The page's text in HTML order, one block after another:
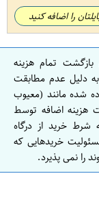
را اضافه کنید
بازگشت تمام هزینه
دلیل عدم مطابقت
شده مانند (معیوب
هزینه اضافه توسط
شرط خرید از درگاه
خریدهایی که
را نمی پذیرد.